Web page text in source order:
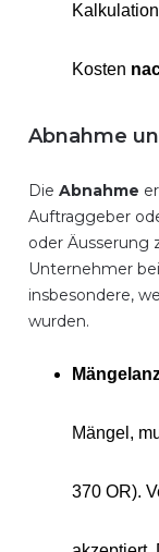
Kosten
Abnahme
Die Abnahme
Auftraggeber
oder Äusserung
Unternehmer
insbesondere,
wurden.
Mängel,
370 OR).